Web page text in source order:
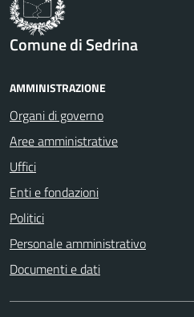
Comune di Sedrina
AMMINISTRAZIONE
Organi di governo
Aree amministrative
Uffici
Enti e fondazioni
Politici
Personale amministrativo
Documenti e dati